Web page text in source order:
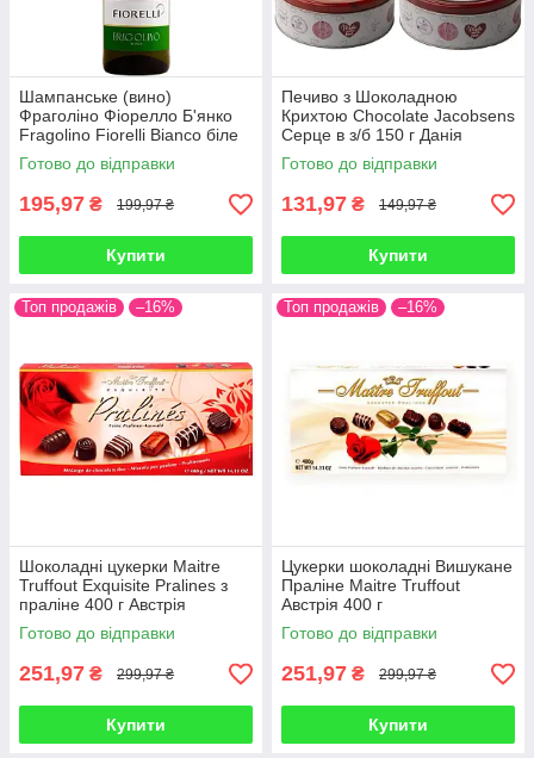
Шампанське (вино)
Фраголіно Фіорелло Б'янко
Fragolino Fiorelli Bianco біле
солодке Полуничне 750 мл
Італія
Готово до відправки
195,97 ₴ 199,97 ₴
Купити
Печиво з Шоколадною
Крихтою Chocolate Jacobsens
Серце в з/б 150 г Данія
Готово до відправки
131,97 ₴ 149,97 ₴
Купити
Топ продажів –16%
Шоколадні цукерки Maitre
Truffout Exquisite Pralines з
праліне 400 г Австрія
Готово до відправки
251,97 ₴ 299,97 ₴
Купити
Топ продажів –16%
Цукерки шоколадні Вишукане
Праліне Maitre Truffout
Австрія 400 г
Готово до відправки
251,97 ₴ 299,97 ₴
Купити